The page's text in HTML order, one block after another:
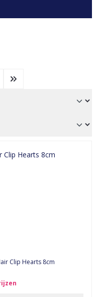
Clip Hearts 8cm